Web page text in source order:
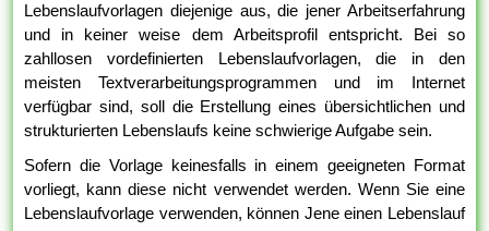
Lebenslaufvorlagen diejenige aus, die jener Arbeitserfahrung
und in keiner weise dem Arbeitsprofil entspricht. Bei so
zahllosen vordefinierten Lebenslaufvorlagen, die in den
meisten Textverarbeitungsprogrammen und im Internet
verfügbar sind, soll die Erstellung eines übersichtlichen und
strukturierten Lebenslaufs keine schwierige Aufgabe sein.
Sofern die Vorlage keinesfalls in einem geeigneten Format
vorliegt, kann diese nicht verwendet werden. Wenn Sie eine
Lebenslaufvorlage verwenden, können Jene einen Lebenslauf